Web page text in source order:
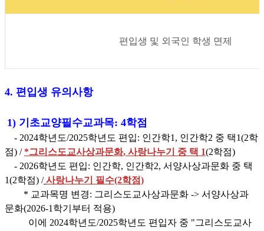
편입생 및 외국인 학생 면제
4. 편입생 유의사항
1) 기초교양필수교과목: 4학점
- 2024학년도/2025학년도 편입: 인간학1, 인간학2 중 택1(2학
점) / *그리스도교사상과문화, 사랑나누기 중 택 1(2학점)
- 2026학년도 편입: 인간학, 인간학2, 서양사상과문화 중 택
1(2학점) / 사랑나누기 필수(2학점)
* 교과목명 변경: 그리스도교사상과문화 -> 서양사상과
문화(2026-1학기부터 적용)
이에 2024학년도/2025학년도 편입자 중 "그리스도교사